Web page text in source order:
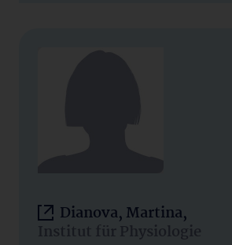
Dianova, Martina,
Institut für Physiologie